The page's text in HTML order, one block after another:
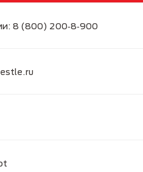
8 (800) 200‑8‑900